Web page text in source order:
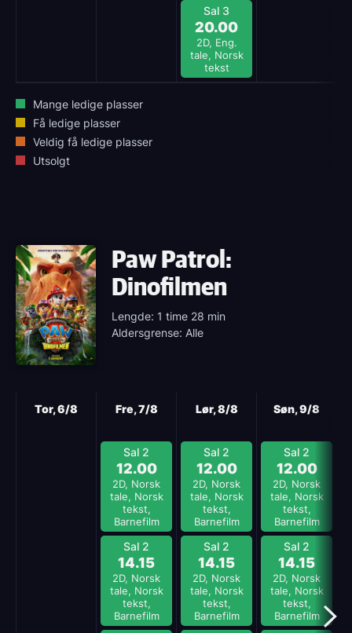
Sal 3
20.00
2D, Eng.
tale, Norsk
tekst
Mange ledige plasser
Få ledige plasser
Veldig få ledige plasser
Utsolgt
Paw Patrol:
Dinofilmen
Lengde: 1 time 28 min
Aldersgrense: Alle
Tor, 6/8 Fre, 7/8
Sal 2
12.00
2D, Norsk
tale, Norsk
tekst,
Barnefilm
Sal 2
14.15
2D, Norsk
tale, Norsk
tekst,
Barnefilm
Lør, 8/8
Sal 2
12.00
2D, Norsk
tale, Norsk
tekst,
Barnefilm
Sal 2
14.15
2D, Norsk
tale, Norsk
tekst,
Barnefilm
Søn, 9/8
Sal 2
12.00
2D, Norsk
tale, Norsk
tekst,
Barnefilm
Sal 2
14.15
2D, Norsk
tale, Norsk
tekst,
Barnefilm